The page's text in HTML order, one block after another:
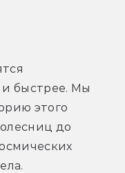
и быстрее. Мы
этого
до